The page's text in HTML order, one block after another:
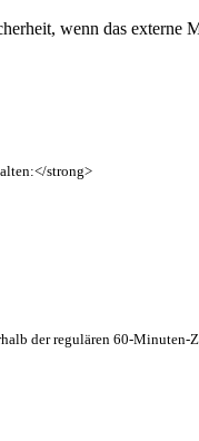
wenn das
:</strong>
derregulären 60-Minuten-